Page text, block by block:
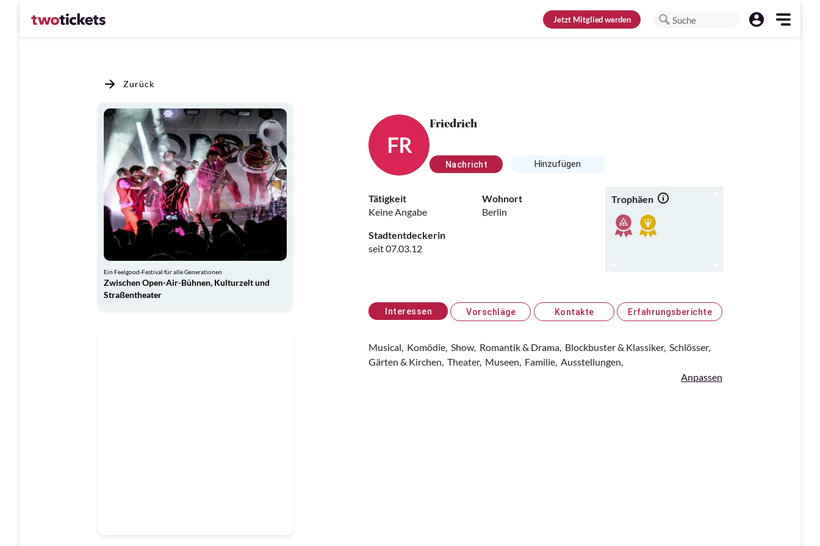
JetztMitglied werden Suche
Zurück
Ein Feelgood-Festival für alle Generationen
Zwischen Open-Air-Bühnen, Kulturzelt und
Straßentheater
FR
Friedrich
Nachricht Hinzufügen
Tätigkeit
Keine Angabe
Wohnort
Berlin
Stadtentdeckerin
seit 07.03.12
Trophäen
Interessen Vorschläge Kontakte Erfahrungsberichte
Musical, Komödie, Show, Romantik & Drama, Blockbuster & Klassiker, Schlösser,
Gärten & Kirchen, Theater, Museen, Familie, Ausstellungen,
Anpassen